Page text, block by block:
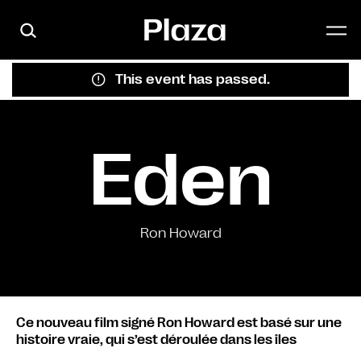
This event has passed.
Eden
Ron Howard
Ce nouveau film signé Ron Howard est basé sur une
histoire vraie, qui s’est déroulée dans les îles